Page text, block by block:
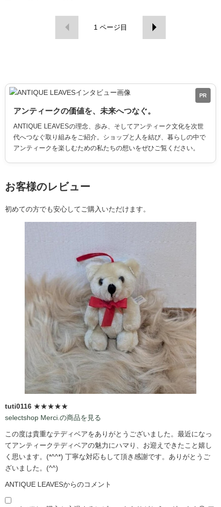
1 ページ目
PR
アンティークの価値を、未来へつなぐ。
ANTIQUE LEAVESの理念、歩み、そしてアンティーク文化を次世
代へつなぐ取り組みをご紹介。ショップと人を結び、暮らしの中で
アンティークを楽しむための私たちの想いをぜひご覧ください。
お客様のレビュー
初めての方でも安心してご購入いただけます。
tuti0116 ★★★★★
selectshop Merci.の商品を見る
この度は貴重なテディベアをありがとうございました。最近になっ
てアンティークテディベアの魅力にハマり、お迎えできたこと嬉し
く思います。(*^^*) 丁寧な対応もして頂き感謝です。ありがとうご
ざいました。(^^)
ANTIQUE LEAVESからのコメント